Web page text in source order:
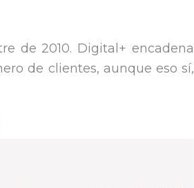
de 2010. Digital+ encadena
de clientes, aunque eso sí,